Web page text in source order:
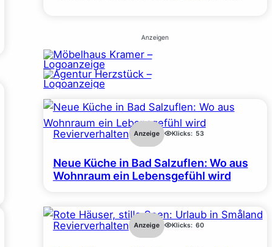
Anzeigen
Revierverhalten Anzeige Klicks: 53
Neue Küche in Bad Salzuflen: Wo aus
Wohnraum ein Lebensgefühl wird
Revierverhalten Anzeige Klicks: 60